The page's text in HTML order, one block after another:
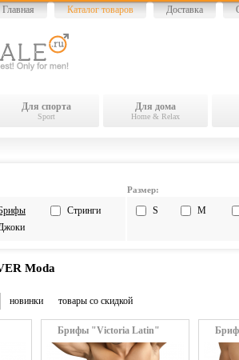
Главная Каталог товаров Доставка
Для спорта
Sport
Для дома
Home & Relax
Размер:
Стринги S M
новинки товары со скидкой
Moda
Брифы "Victoria Latin"